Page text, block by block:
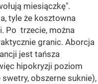
miesiączkę".
tyle że kosztowna
Po trzecie, można
granic. Aborcja
jest tańsza
hipokryzji poziom
obszerne suknie),